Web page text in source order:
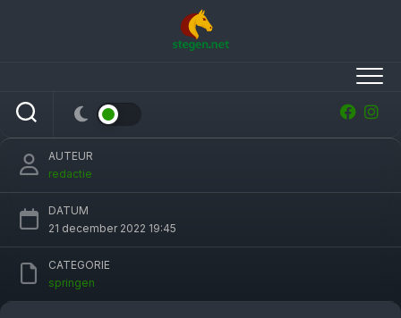
Eric ten Cate
AUTEUR
redactie
DATUM
21 december 2022 19:45
CATEGORIE
springen